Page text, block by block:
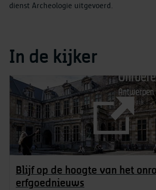
dienst Archeologie uitgevoerd.
In de kijker
Blijf op de hoogte van het
erfgoednieuws